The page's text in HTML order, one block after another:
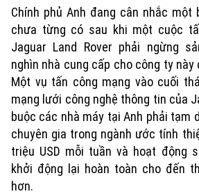
Đất đai
Kinh nghiệm
Xe máy
Thị trường
Đánh giá
Tin tức
Tuyển sinh
Hướng nghiệp
Văn hóa
Tin tức
Làng nghề
Di tích
Sức khỏe
Y tế
Dinh dưỡng
Tư vấn sức khỏe
Thể thao
Bóng đá
Quần vợt
Giải trí
Tin tức
Đã phát sóng
Chính phủ Anh đang cân nhắc một
chưa từng có sau khi một cuộc
Jaguar Land Rover phải ngừng
nghìn nhà cung cấp cho công ty này
Một vụ tấn công mạng vào cuối
mạng lưới công nghệ thông tin của
buộc các nhà máy tại Anh phải tạm
chuyên gia trong ngành ước tính
triệu USD mỗi tuần và hoạt động
khởi động lại hoàn toàn cho đến
hơn.